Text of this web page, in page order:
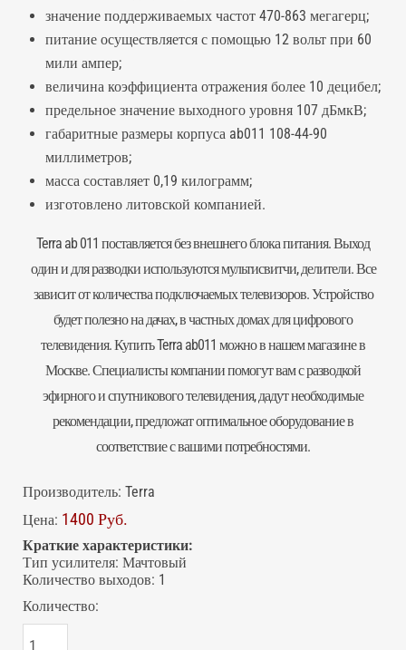
значение поддерживаемых частот 470-863 мегагерц;
питание осуществляется с помощью 12 вольт при 60
мили ампер;
величина коэффициента отражения более 10 децибел;
предельное значение выходного уровня 107 дБмкВ;
габаритные размеры корпуса ab011 108-44-90
миллиметров;
масса составляет 0,19 килограмм;
изготовлено литовской компанией.
Terra ab 011 поставляется без внешнего блока питания. Выход
один и для разводки используютсямультисвитчи, делители. Все
зависит от количества подключаемых телевизоров. Устройство
будет полезно на дачах, в частных домах для цифрового
телевидения. Купить Terra ab011 можно в нашем магазине в
Москве. Специалисты компании помогут вам с разводкой
эфирного и спутникового телевидения, дадут необходимые
рекомендации, предложат оптимальное оборудование в
соответствие с вашими потребностями.
Производитель: Terra
Цена: 1400 Руб.
Краткие характеристики:
Тип усилителя: Мачтовый
Количество выходов: 1
Количество: